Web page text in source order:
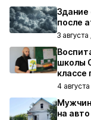
Здание
после
3 августа
школы
классе
4
на